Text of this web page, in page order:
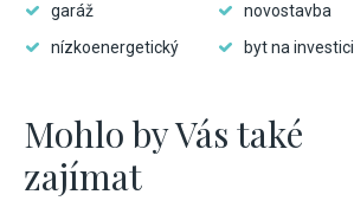
garáž
novostavba
nízkoenergetický
byt na investici
Mohlo by Vás také
zajímat